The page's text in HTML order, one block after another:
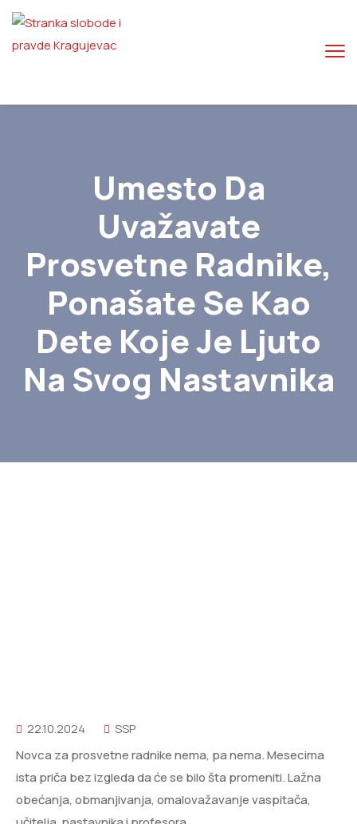
Umesto Da
Uvažavate
Prosvetne Radnike,
Ponašate Se Kao
Dete Koje Je Ljuto
Na Svog Nastavnika
22.10.2024
SSP
Novca za prosvetne radnike nema, pa nema. Mesecima
ista priča bez izgleda da će se bilo šta promeniti. Lažna
obećanja, obmanjivanja, omalovažavanje vaspitača,